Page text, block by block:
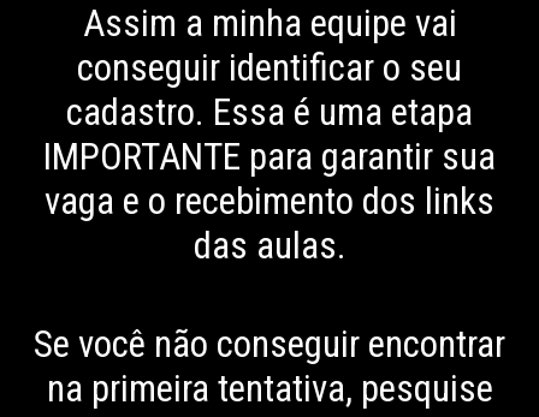
Assim a minha equipe vai
conseguir identificar o seu
cadastro. Essa é uma etapa
IMPORTANTE para garantir sua
vaga e o recebimento dos links
das aulas.
Se você não conseguir encontrar
na primeira tentativa, pesquise